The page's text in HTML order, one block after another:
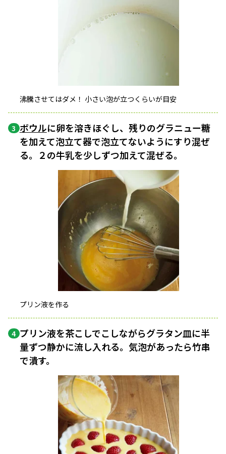
沸騰させてはダメ！ 小さい泡が立つくらいが目安
3 ボウルに卵を溶きほぐし、残りのグラニュー糖
を加えて泡立て器で泡立てないようにすり混ぜ
る。２の牛乳を少しずつ加えて混ぜる。
プリン液を作る
4 プリン液を茶こしでこしながらグラタン皿に半
量ずつ静かに流し入れる。気泡があったら竹串
で潰す。